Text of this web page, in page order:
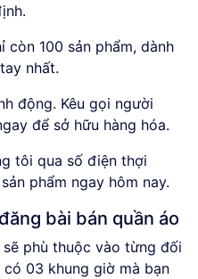
còn 100 sản phẩm, dành
nhất.
động. Kêu gọi người
để sở hữu hàng hóa.
tôi qua số điện thợi
phẩm ngay hôm nay.
bài bán quần áo
phù thuộc vào từng đối
03 khung giờ mà bạn